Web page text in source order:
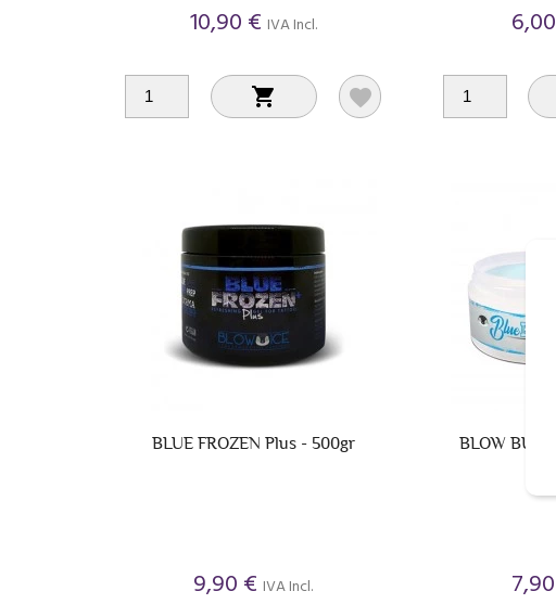
10,90 € IVA Incl.
 
BLUE FROZEN Plus - 500gr
9,90 € IVA Incl.
BLOW